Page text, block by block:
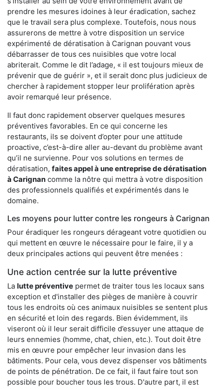
prendre les mesures idoines à leur éradication, sachez
que le travail sera plus complexe. Toutefois, nous nous
assurerons de mettre à votre disposition un service
expérimenté de dératisation à Carignan pouvant vous
débarrasser de tous ces nuisibles que votre local
abriterait. Comme le dit l’adage, « il est toujours mieux de
prévenir que de guérir », et il serait donc plus judicieux de
chercher à rapidement stopper leur prolifération après
avoir remarqué leur présence.
Il faut donc rapidement observer quelques mesures
préventives favorables. En ce qui concerne les
restaurants, ils se doivent d’opter pour une attitude
proactive, c’est-à-dire aller au-devant du problème avant
qu’il ne survienne. Pour vos solutions en termes de
dératisation, faites appel à une entreprise de dératisation
à Carignan comme la nôtre qui mettra à votre disposition
des professionnels qualifiés et expérimentés dans le
domaine.
Les moyens pour lutter contre les rongeurs à Carignan
Pour éradiquer les rongeurs dérageant votre quotidien ou
qui mettent en œuvre le nécessaire pour le faire, il y a
deux principales actions qui peuvent être menées :
Une action centrée sur la lutte préventive
La lutte préventive permet de traiter tous les locaux sans
exception et d'installer des pièges de manière à couvrir
tous les endroits où ces animaux nuisibles se sentent plus
en sécurité et loin des regards. Bien évidemment, ils
viseront où il leur serait difficile d’essuyer une attaque de
leurs ennemies (homme, chat, chien, etc.). Tout doit être
mis en œuvre pour empêcher leur invasion dans les
bâtiments. Pour cela, vous devez dispenser vos bâtiments
de points de pénétration. De ce fait, il faut faire tout son
possible pour boucher tous les trous. D'autre part, il est